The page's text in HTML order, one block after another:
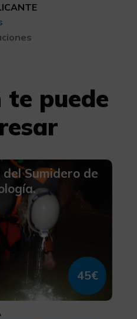
te puede
Sumidero de
45€